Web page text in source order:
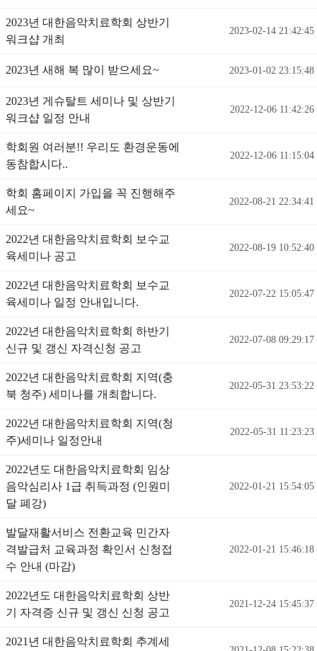
2023년 대한음악치료학회 상반기
워크샵 개최
2023-02-14 21:42:45
2023년 새해 복 많이 받으세요~ 2023-01-02 23:15:48
2023년 게슈탈트 세미나 및 상반기
워크샵 일정 안내
2022-12-06 11:42:26
학회원 여러분!! 우리도 환경운동에
동참합시다..
2022-12-06 11:15:04
학회 홈페이지 가입을 꼭 진행해주
세요~
2022-08-21 22:34:41
2022년 대한음악치료학회 보수교
육세미나 공고
2022-08-19 10:52:40
2022년 대한음악치료학회 보수교
육세미나 일정 안내입니다.
2022-07-22 15:05:47
2022년 대한음악치료학회 하반기
신규 및 갱신 자격신청 공고
2022-07-08 09:29:17
2022년 대한음악치료학회 지역(충
북 청주) 세미나를 개최합니다.
2022-05-31 23:53:22
2022년 대한음악치료학회 지역(청
주)세미나 일정안내
2022-05-31 11:23:23
2022년도 대한음악치료학회 임상
음악심리사 1급 취득과정 (인원미
달 폐강)
2022-01-21 15:54:05
발달재활서비스 전환교육 민간자
격발급처 교육과정 확인서 신청접
수 안내 (마감)
2022-01-21 15:46:18
2022년도 대한음악치료학회 상반
기 자격증 신규 및 갱신 신청 공고
2021-12-24 15:45:37
2021년 대한음악치료학회 추계세